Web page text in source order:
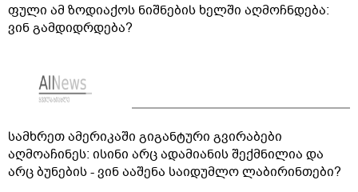
ფული ამ ზოდიაქოს ნიშნების ხელში აღმოჩნდება:
ვინ გამდიდრდება?
სამხრეთ ამერიკაში გიგანტური გვირაბები
აღმოაჩინეს: ისინი არც ადამიანის შექმნილია და
არც ბუნების - ვინ ააშენა საიდუმლო ლაბირინთები?